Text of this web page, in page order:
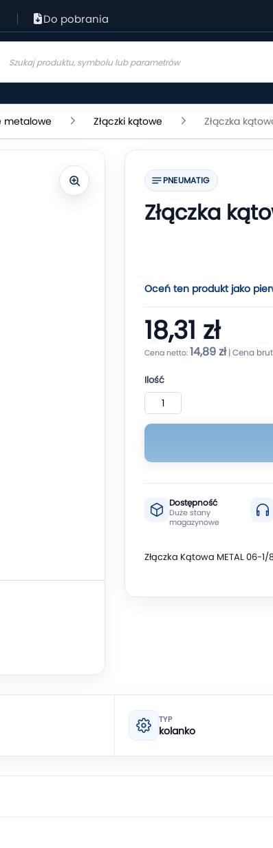
Do pobrania
metalowe Złączki kątowe Złączka
PNEUMATIG
Złączka
Oceń ten produkt jako
18,31 zł
14,89 zł
Ilość
Dostępność
Duże stany
magazynowe
Złączka Kątowa METAL 06-1/
TYP
kolanko